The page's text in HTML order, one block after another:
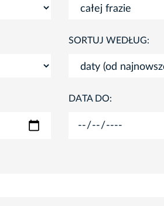
SORTUJ WEDŁUG:
DATA DO: